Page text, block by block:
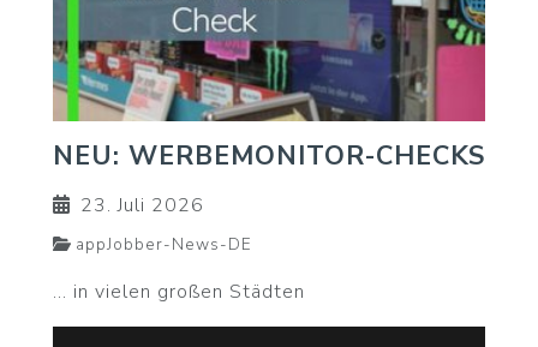
NEU: WERBEMONITOR-CHECKS
23. Juli 2026
appJobber-News-DE
... in vielen großen Städten